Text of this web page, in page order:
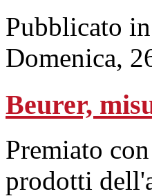
Pubblicato in
Domenica,
Beurer,
Premiato
prodotti